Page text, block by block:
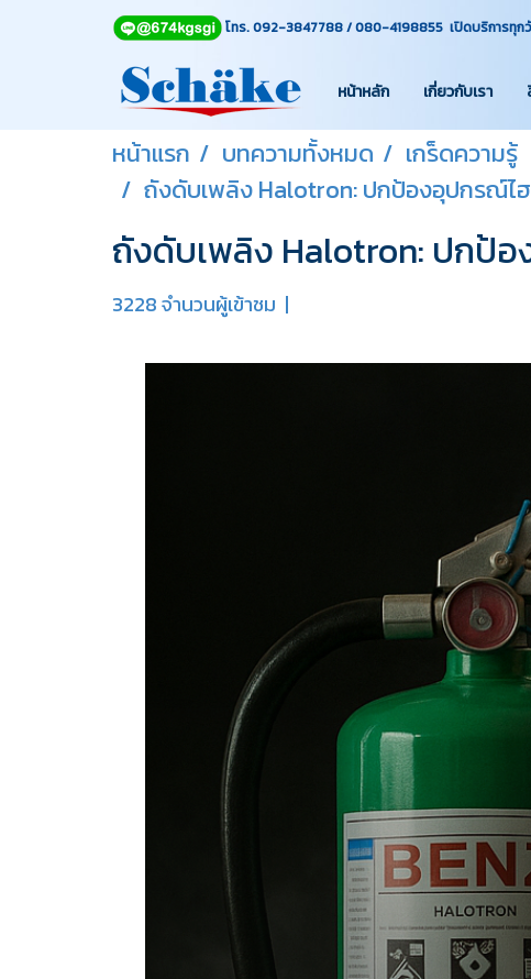
โทร. 092-3847788 / 080-4198855 เปิดบริการทุ
หน้าหลัก เกี่ยวกับเรา
หน้าแรก บทความทั้งหมด
เกร็ดความรู้
ถังดับเพลิง Halotron: ปกป้องอุปกรณ์ไ
ถังดับเพลิง Halotron: ปกป้
3228 จำนวนผู้เข้าชม |